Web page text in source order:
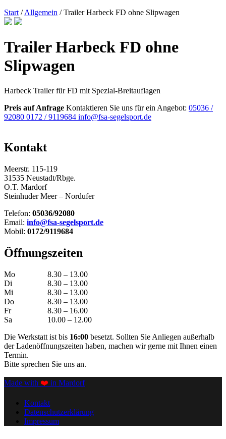
Start /Allgemein / Trailer Harbeck FD ohne Slipwagen
Trailer Harbeck FD ohne
Slipwagen
Harbeck Trailer für FD mit Spezial-Breitauflagen
Preis auf Anfrage Kontaktieren Sie uns für ein Angebot: 05036 /
92080 0172 / 9119684 info@fsa-segelsport.de
Kontakt
Meerstr. 115-119
31535 Neustadt/Rbge.
O.T. Mardorf
Steinhuder Meer – Nordufer
Telefon: 05036/92080
Email: info@fsa-segelsport.de
Mobil: 0172/9119684
Öffnungszeiten
Mo
8.30 – 13.00
Di
8.30 – 13.00
Mi
8.30 – 13.00
Do
8.30 – 13.00
Fr
8.30 – 16.00
Sa
10.00 – 12.00
Die Werkstatt ist bis 16:00 besetzt. Sollten Sie Anliegen außerhalb
der Ladenöffnungszeiten haben, machen wir gerne mit Ihnen einen
Termin.
Bitte sprechen Sie uns an.
Made with ❤️ in Mardorf
Kontakt
Datenschutzerklärung
Impressum